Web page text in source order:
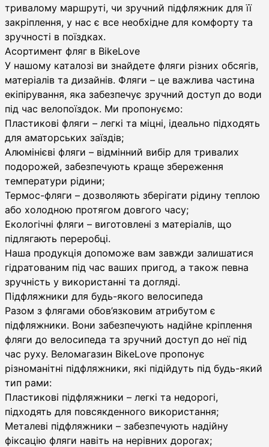
тривалому маршруті, чи зручний підфляжник для її
закріплення, у нас є все необхідне для комфорту та
зручності в поїздках.
Асортимент фляг в BikeLove
У нашому каталозі ви знайдете фляги різних обсягів,
матеріалів та дизайнів. Фляги – це важлива частина
екіпірування, яка забезпечує зручний доступ до води
під час велопоїздок. Ми пропонуємо:
Пластикові фляги – легкі та міцні, ідеально підходять
для аматорських заїздів;
Алюмінієві фляги – відмінний вибір для тривалих
подорожей, забезпечують краще збереження
температури рідини;
Термос-фляги – дозволяють зберігати рідину теплою
або холодною протягом довгого часу;
Екологічні фляги – виготовлені з матеріалів, що
підлягають переробці.
Наша продукція допоможе вам завжди залишатися
гідратованим під час ваших пригод, а також певна
зручність у використанні та догляді.
Підфляжники для будь-якого велосипеда
Разом з флягами обов’язковим атрибутом є
підфляжники. Вони забезпечують надійне кріплення
фляги до велосипеда та зручний доступ до неї під
час руху. Веломагазин BikeLove пропонує
різноманітні підфляжники, які підійдуть під будь-який
тип рами:
Пластикові підфляжники – легкі та недорогі,
підходять для повсякденного використання;
Металеві підфляжники – забезпечують надійну
фіксацію фляги навіть на нерівних дорогах;